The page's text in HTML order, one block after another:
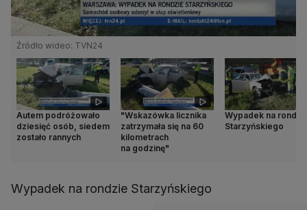
Źródło wideo: TVN24
Autem podróżowało
dziesięć osób, siedem
zostało rannych
"Wskazówka licznika
zatrzymała się na 60
kilometrach
na godzinę"
Wypadek na
Starzyńskiego
Wypadek na rondzie Starzyńskiego